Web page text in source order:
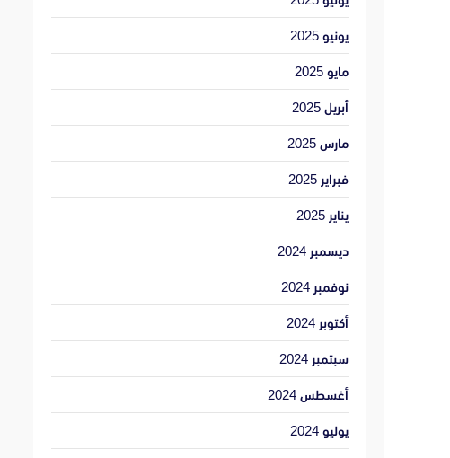
يونيو 2025
مايو 2025
أبريل 2025
مارس 2025
فبراير 2025
يناير 2025
ديسمبر 2024
نوفمبر 2024
أكتوبر 2024
سبتمبر 2024
أغسطس 2024
يوليو 2024